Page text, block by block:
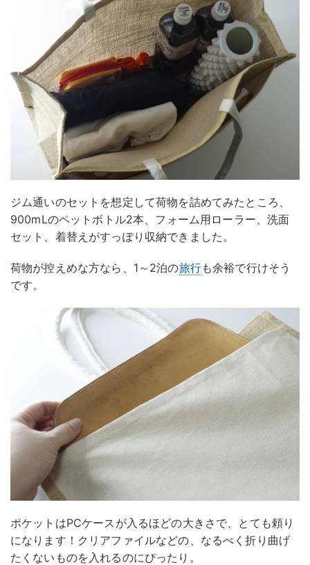
ジム通いのセットを想定して荷物を詰めてみたところ、
900mLのペットボトル2本、フォーム用ローラー、洗面
セット、着替えがすっぽり収納できました。
荷物が控えめな方なら、1～2泊の旅行も余裕で行けそう
です。
ポケットはPCケースが入るほどの大きさで、とても頼り
になります！クリアファイルなどの、なるべく折り曲げ
たくないものを入れるのにぴったり。